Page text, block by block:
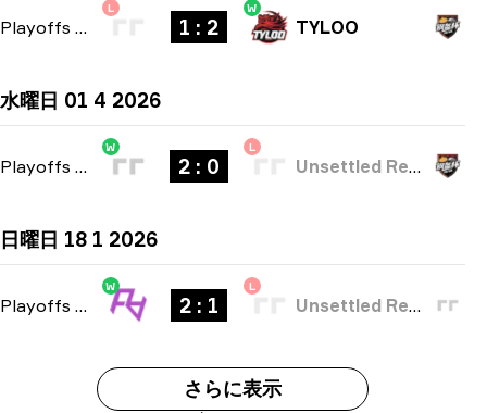
Playoffs
L
1 : 2
W
TYLOO
水曜日 01 4 2026
Playoffs bo3
W
2 : 0
L
Unsettled Resentment
日曜日 18 1 2026
Playoffs bo3
W
2 : 1
L
Unsettled Resentment
さらに表示